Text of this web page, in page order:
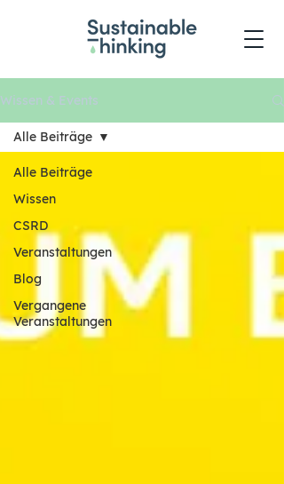
Wissen & Events
Alle Beiträge
Wissen
CSRD
Veranstaltungen
Blog
Vergangene
Veranstaltungen
Alle Beiträge